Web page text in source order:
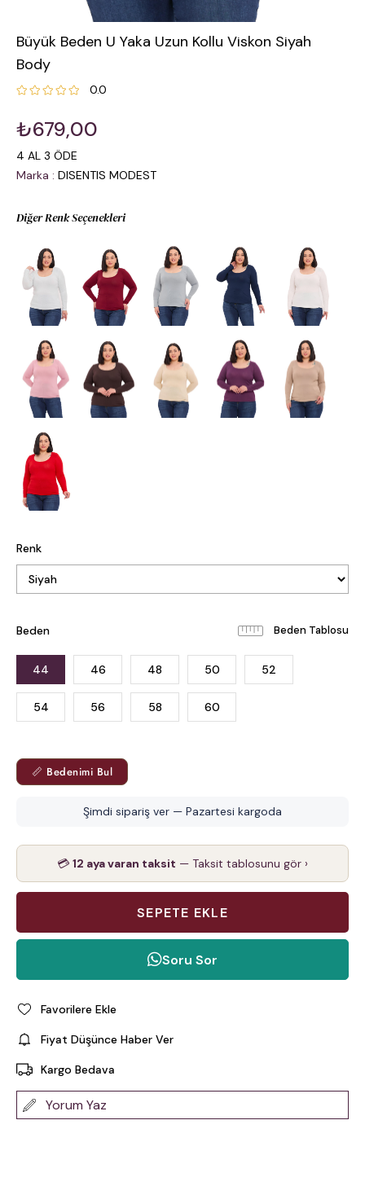
Büyük Beden U Yaka Uzun Kollu Viskon Siyah
Body
0.0
₺679,00
4 AL 3 ÖDE
Marka : DISENTIS MODEST
Diğer Renk Seçenekleri
Renk
Beden Beden Tablosu
44 46 48 50 52
54 56 58 60
📏 Bedenimi Bul
Şimdi sipariş ver — Pazartesi kargoda
💳 12 aya varan taksit — Taksit tablosunu gör ›
Soru Sor
Favorilere Ekle
Fiyat Düşünce Haber Ver
Kargo Bedava
Yorum Yaz